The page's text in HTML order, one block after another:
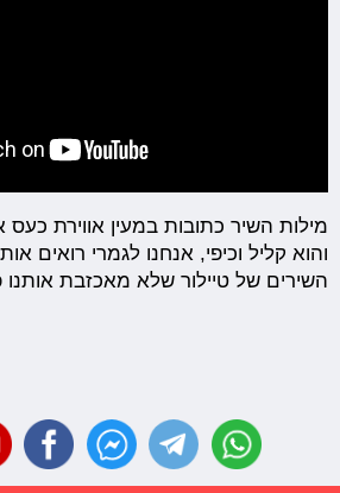
מילות השיר כתובות במעין אווירת כעס
והוא קליל וכיפי, אנחנו לגמרי רואים
השירים של טיילור שלא מאכזבת